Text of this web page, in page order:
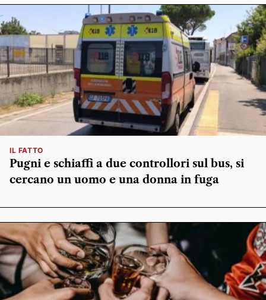
IL FATTO
Pugni e schiaffi a due controllori sul bus, si
cercano un uomo e una donna in fuga